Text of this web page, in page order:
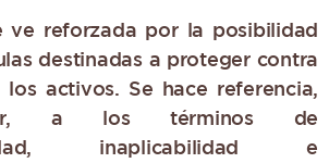
ve reforzada por la posibilidad
destinadas a proteger contra
activos. Se hace referencia,
a los términos de
inaplicabilidad e